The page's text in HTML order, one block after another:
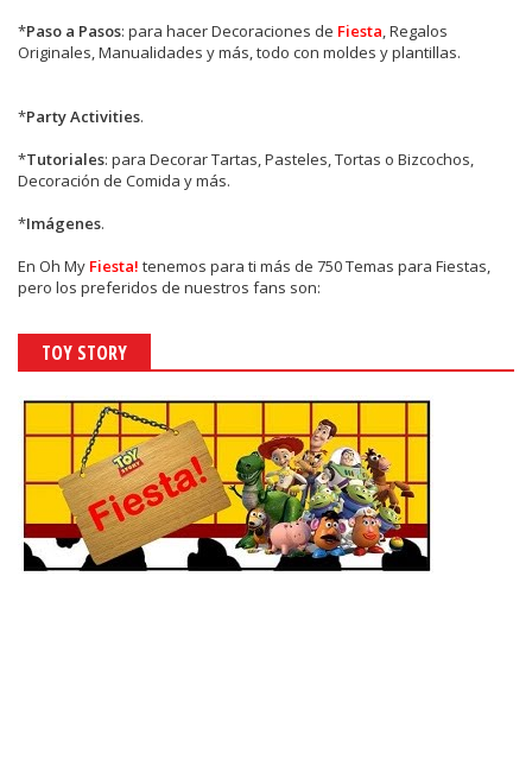
*Paso a Pasos: para hacer Decoraciones de Fiesta, Regalos
Originales, Manualidades y más, todo con moldes y plantillas.
*Party Activities.
*Tutoriales: para Decorar Tartas, Pasteles, Tortas o Bizcochos,
Decoración de Comida y más.
*Imágenes.
En Oh My Fiesta! tenemos para ti más de 750 Temas para Fiestas,
pero los preferidos de nuestros fans son:
TOY STORY